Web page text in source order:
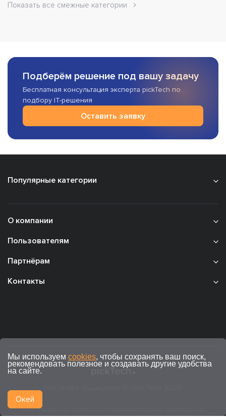
Показать все смежные категории
Подберём решение под вашу задачу
Бесплатная консультация эксперта pickTech по
подбору IT-решения
Оставить заявку
Популярные категории
О компании
Пользователям
Партнёрам
Контакты
Информация на сайте носит ознакомительный характер и не
Мы используем cookies, чтобы сохранять ваш поиск,
рекомендовать полезное и создавать другие удобства
на сайте.
Окей